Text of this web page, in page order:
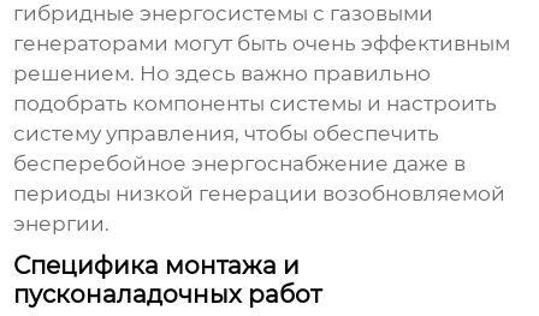
гибридные энергосистемы с газовыми
генераторами могут быть очень эффективным
решением. Но здесь важно правильно
подобрать компоненты системы и настроить
систему управления, чтобы обеспечить
бесперебойное энергоснабжение даже в
периоды низкой генерации возобновляемой
энергии.
Специфика монтажа и
пусконаладочных работ